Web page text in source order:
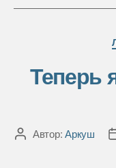
Теперь
АвторАвтор:Аркуш